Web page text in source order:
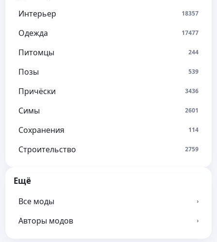
Интерьер 18357
Одежда 17477
Питомцы 244
Позы 539
Причёски 3436
Симы 2601
Сохранения 114
Строительство 2759
Ещё
Все моды ›
Авторы модов ›